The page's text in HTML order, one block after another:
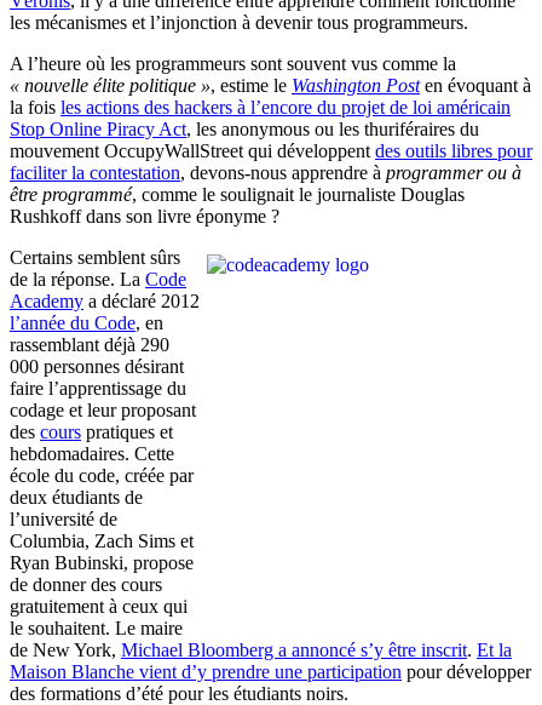
les mécanismes et l’injonction à devenir tous programmeurs.
A l’heure où les programmeurs sont souvent vus comme la
« nouvelle élite politique », estime le Washington Posten évoquant à
la fois les actions des hackers à l’encore du projet de loi américain
Stop Online Piracy Act, les anonymous ou les thuriféraires du
mouvement OccupyWallStreet qui développent des outils libres pour
faciliter la contestation, devons-nous apprendre à programmer ou à
être programmé, comme le soulignait le journaliste Douglas
Rushkoff dans son livre éponyme ?
Certains semblent sûrs
de la réponse. La Code
Academy a déclaré 2012
l’année du Code, en
rassemblant déjà 290
000 personnes désirant
faire l’apprentissage du
codage et leur proposant
des cours pratiques et
hebdomadaires. Cette
école du code, créée par
deux étudiants de
l’université de
Columbia, Zach Sims et
Ryan Bubinski, propose
de donner des cours
gratuitement à ceux qui
le souhaitent. Le maire
de New York, Michael Bloomberg a annoncé s’y être inscrit. Et la
Maison Blanche vient d’y prendre une participation pour développer
des formations d’été pour les étudiants noirs.